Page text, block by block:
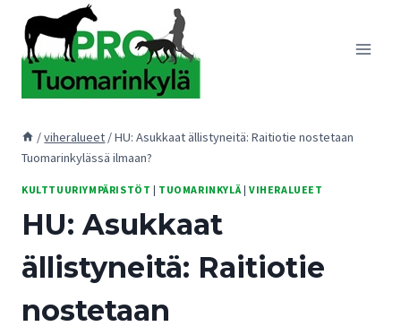
sisältöön
/viheralueet /HU: Asukkaat ällistyneitä: Raitiotie nostetaan
Tuomarinkylässä ilmaan?
KULTTUURIYMPÄRISTÖT | TUOMARINKYLÄ|VIHERALUEET
HU: Asukkaat
ällistyneitä: Raitiotie
nostetaan